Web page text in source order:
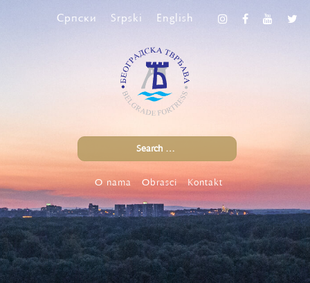
Српски Srpski English
O nama Obrasci Kontakt